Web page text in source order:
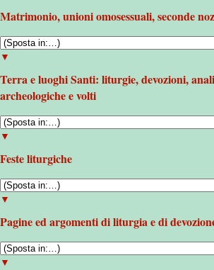
Matrimonio, unioni omosessuali, seconde
▼
Terra e luoghi Santi: liturgie, devozioni,
archeologiche e volti
▼
Feste liturgiche
▼
Pagine ed argomenti di liturgia e di
▼